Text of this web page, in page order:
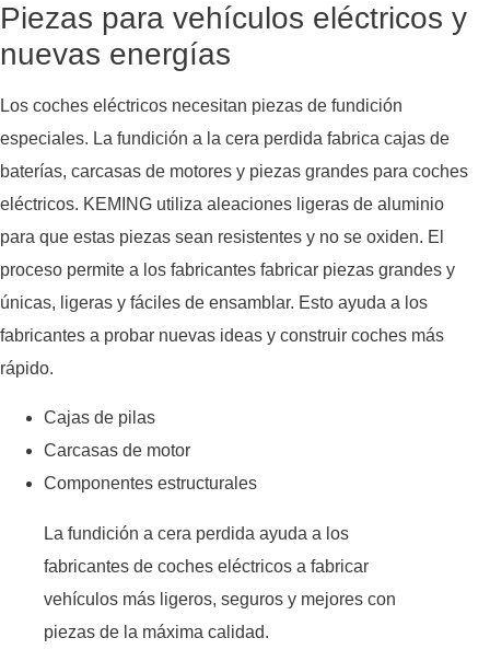
Piezas para vehículos eléctricos y
nuevas energías
Los coches eléctricos necesitan piezas de fundición
especiales. La fundición a la cera perdida fabrica cajas de
baterías, carcasas de motores y piezas grandes para coches
eléctricos. KEMING utiliza aleaciones ligeras de aluminio
para que estas piezas sean resistentes y no se oxiden. El
proceso permite a los fabricantes fabricar piezas grandes y
únicas, ligeras y fáciles de ensamblar. Esto ayuda a los
fabricantes a probar nuevas ideas y construir coches más
rápido.
Cajas de pilas
Carcasas de motor
Componentes estructurales
La fundición a cera perdida ayuda a los
fabricantes de coches eléctricos a fabricar
vehículos más ligeros, seguros y mejores con
piezas de la máxima calidad.